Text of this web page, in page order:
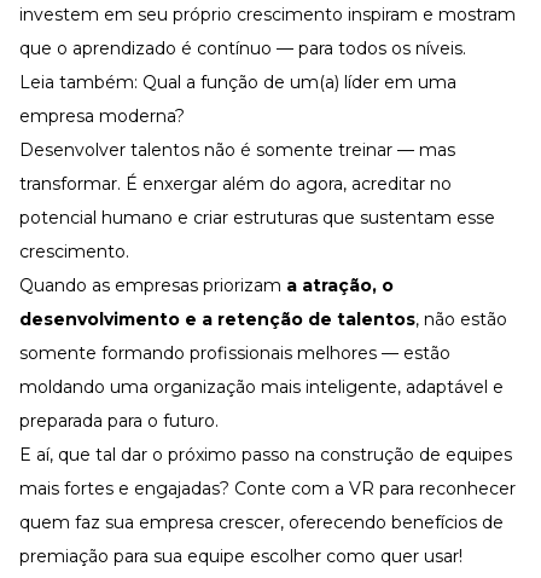
investem em seu próprio crescimento inspiram e mostram
que o aprendizado é contínuo — para todos os níveis.
Leia também: Qual a função de um(a) líder em uma
empresa moderna?
Desenvolver talentos não é somente treinar — mas
transformar. É enxergar além do agora, acreditar no
potencial humano e criar estruturas que sustentam esse
crescimento.
Quando as empresas priorizam a atração, o
desenvolvimento e a retenção de talentos, não estão
somente formando profissionais melhores — estão
moldando uma organização mais inteligente, adaptável e
preparada para o futuro.
E aí, que tal dar o próximo passo na construção de equipes
mais fortes e engajadas? Conte com a VR para reconhecer
quem faz sua empresa crescer, oferecendo benefícios de
premiação para sua equipe escolher como quer usar!